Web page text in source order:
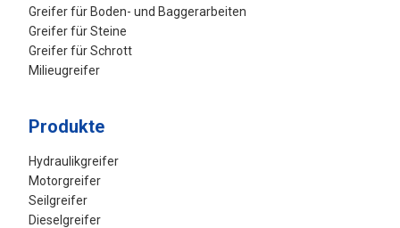
Greifer für Boden- und Baggerarbeiten
Greifer für Steine
Greifer für Schrott
Milieugreifer
Produkte
Hydraulikgreifer
Motorgreifer
Seilgreifer
Dieselgreifer